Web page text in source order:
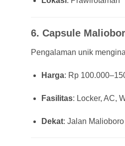
6. Capsule
Pengalaman unik
Harga: Rp
Fasilitas: Locker, AC,
Dekat: Jalan Malioboro